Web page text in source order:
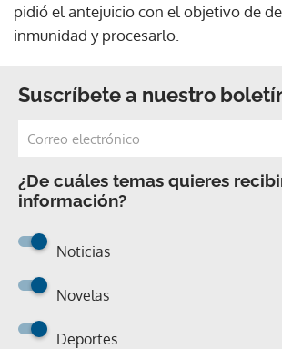
pidió el antejuicio con el objetivo de
inmunidad y procesarlo.
Suscríbete a nuestro
¿De cuáles temas quieres
información?
Noticias
Novelas
Deportes